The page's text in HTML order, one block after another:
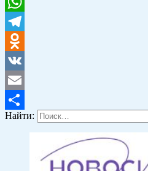
WhatsApp
Telegram
Odnoklassniki
VK
Email
Отправить
Найти: